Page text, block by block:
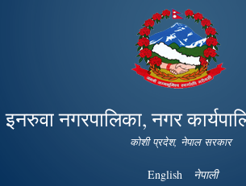
Skip to
main
content
इनरुवा नगरपालिका, नगर
कोशी प्रदेश, नेपाल सरकार
English नेपाली